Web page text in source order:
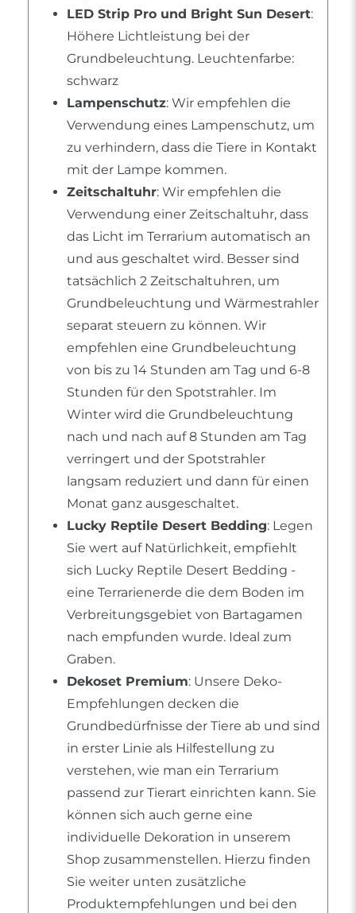
LED Strip Pro und Bright Sun Desert:
Höhere Lichtleistung bei der
Grundbeleuchtung. Leuchtenfarbe:
schwarz
Lampenschutz: Wir empfehlen die
Verwendung eines Lampenschutz, um
zu verhindern, dass die Tiere in Kontakt
mit der Lampe kommen.
Zeitschaltuhr: Wir empfehlen die
Verwendung einer Zeitschaltuhr, dass
das Licht im Terrarium automatisch an
und aus geschaltet wird. Besser sind
tatsächlich 2 Zeitschaltuhren, um
Grundbeleuchtung und Wärmestrahler
separat steuern zu können. Wir
empfehlen eine Grundbeleuchtung
von bis zu 14 Stunden am Tag und 6-8
Stunden für den Spotstrahler. Im
Winter wird die Grundbeleuchtung
nach und nach auf 8 Stunden am Tag
verringert und der Spotstrahler
langsam reduziert und dann für einen
Monat ganz ausgeschaltet.
Lucky Reptile Desert Bedding: Legen
Sie wert auf Natürlichkeit, empfiehlt
sich Lucky Reptile Desert Bedding -
eine Terrarienerde die dem Boden im
Verbreitungsgebiet von Bartagamen
nach empfunden wurde. Ideal zum
Graben.
Dekoset Premium: Unsere Deko-
Empfehlungen decken die
Grundbedürfnisse der Tiere ab und sind
in erster Linie als Hilfestellung zu
verstehen, wie man ein Terrarium
passend zur Tierart einrichten kann. Sie
können sich auch gerne eine
individuelle Dekoration in unserem
Shop zusammenstellen. Hierzu finden
Sie weiter unten zusätzliche
Produktempfehlungen und bei den